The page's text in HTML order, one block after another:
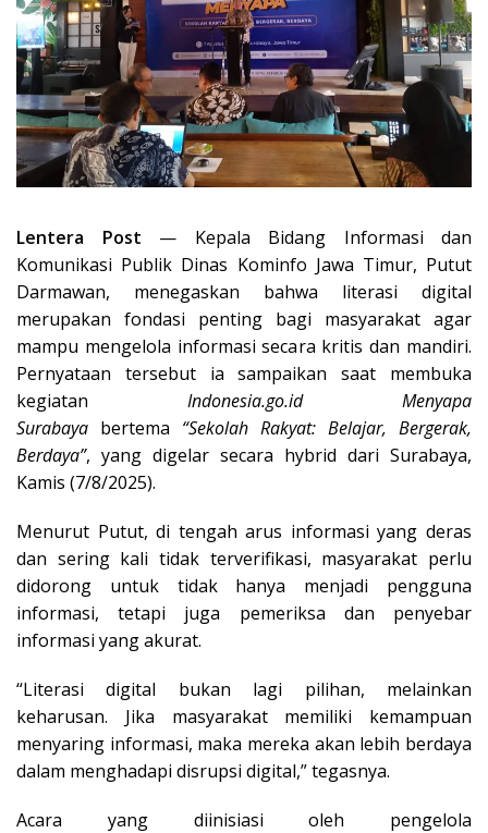
Lentera Post — Kepala Bidang Informasi dan
Komunikasi Publik Dinas Kominfo Jawa Timur, Putut
Darmawan, menegaskan bahwa literasi digital
merupakan fondasi penting bagi masyarakat agar
mampu mengelola informasi secara kritis dan mandiri.
Pernyataan tersebut ia sampaikan saat membuka
kegiatan Indonesia.go.id Menyapa
Surabaya bertema “Sekolah Rakyat: Belajar, Bergerak,
Berdaya”, yang digelar secara hybrid dari Surabaya,
Kamis (7/8/2025).
Menurut Putut, di tengah arus informasi yang deras
dan sering kali tidak terverifikasi, masyarakat perlu
didorong untuk tidak hanya menjadi pengguna
informasi, tetapi juga pemeriksa dan penyebar
informasi yang akurat.
“Literasi digital bukan lagi pilihan, melainkan
keharusan. Jika masyarakat memiliki kemampuan
menyaring informasi, maka mereka akan lebih berdaya
dalam menghadapi disrupsi digital,” tegasnya.
Acara yang diinisiasi oleh pengelola